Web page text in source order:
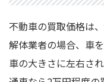
不動車の買取価格は
解体業者の場合、車
車の大きさに左右さ